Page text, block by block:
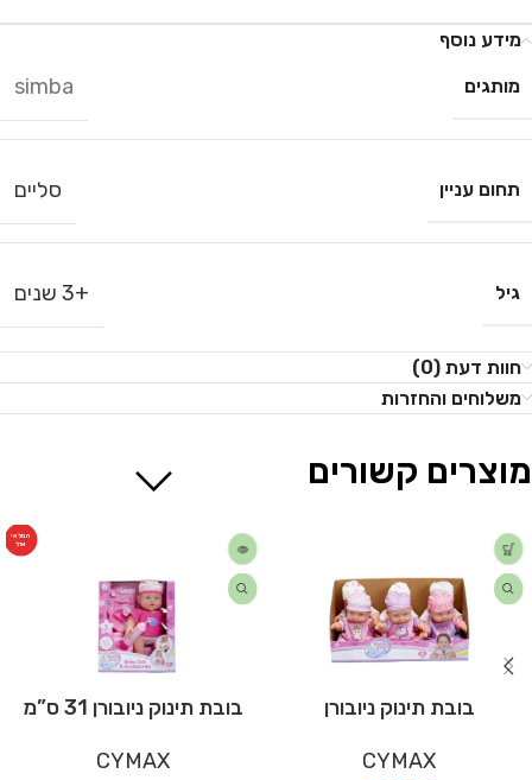
מידע נוסף
מותגים simba
תחום עניין סליים
גיל +3 שנים
חוות דעת (0)
משלוחים והחזרות
מוצרים קשורים
בובת תינוק ניובורן
CYMAX
המלאי
אזל
בובת תינוק ניובורן 31 ס”מ
CYMAX